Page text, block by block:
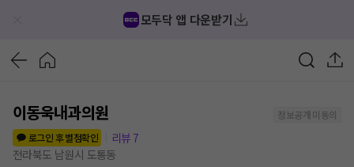
모두닥 앱 다운받기
이동욱내과의원
정보공개 미동의
로그인 후 별점확인
리뷰 7
전라북도 남원시 도통동